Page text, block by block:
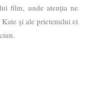
film, unde atenția ne
și ale prietenului ei